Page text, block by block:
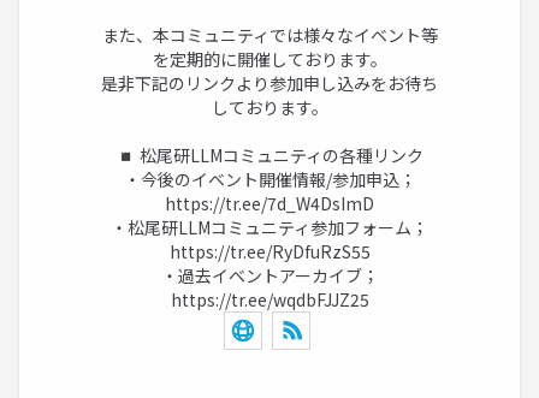
また、本コミュニティでは様々なイベント等
を定期的に開催しております。
是非下記のリンクより参加申し込みをお待ち
しております。
◾️ 松尾研LLMコミュニティの各種リンク
・今後のイベント開催情報/参加申込；
https://tr.ee/7d_W4DsImD
・松尾研LLMコミュニティ参加フォーム；
https://tr.ee/RyDfuRzS55
・過去イベントアーカイブ；
https://tr.ee/wqdbFJJZ25